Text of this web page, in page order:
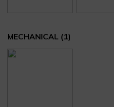
MECHANICAL (1)